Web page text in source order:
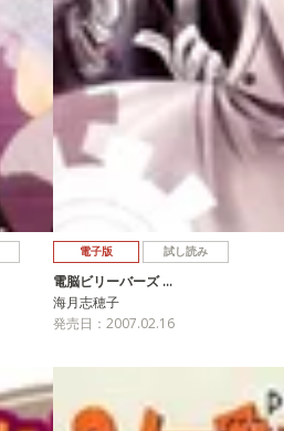
電子版 試し読み
電脳ビリーバーズ …
海月志穂子
発売日：2007.02.16